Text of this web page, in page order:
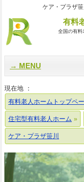
ケア・プラザ
有料
全国の有料
MENU
現在地 ：
有料老人ホームトップペ
住宅型有料老人ホーム
ケア・プラザ笹川